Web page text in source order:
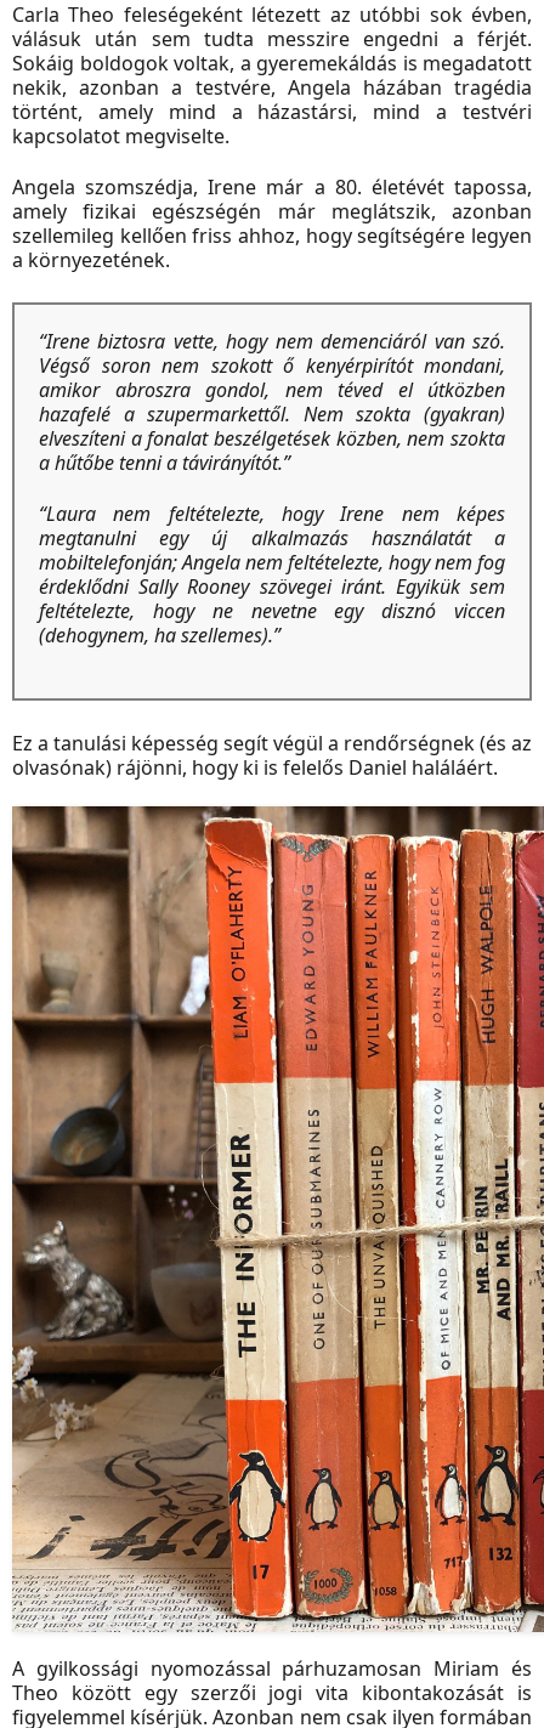
Carla Theo feleségeként létezett az utóbbi sok évben,
válásuk után sem tudta messzire engedni a férjét.
Sokáig boldogok voltak, a gyeremekáldás is megadatott
nekik, azonban a testvére, Angela házában tragédia
történt, amely mind a házastársi, mind a testvéri
kapcsolatot megviselte.
Angela szomszédja, Irene már a 80. életévét tapossa,
amely fizikai egészségén már meglátszik, azonban
szellemileg kellően friss ahhoz, hogy segítségére legyen
a környezetének.
“Irene biztosra vette, hogy nem demenciáról van szó.
Végső soron nem szokott ő kenyérpirítót mondani,
amikor abroszra gondol, nem téved el útközben
hazafelé a szupermarkettől. Nem szokta (gyakran)
elveszíteni a fonalat beszélgetések közben, nem szokta
a hűtőbe tenni a távirányítót.”
“Laura nem feltételezte, hogy Irene nem képes
megtanulni egy új alkalmazás használatát a
mobiltelefonján; Angela nem feltételezte, hogy nem fog
érdeklődni Sally Rooney szövegei iránt. Egyikük sem
feltételezte, hogy ne nevetne egy disznó viccen
(dehogynem, ha szellemes).”
Ez a tanulási képesség segít végül a rendőrségnek (és az
olvasónak) rájönni, hogy ki is felelős Daniel haláláért.
A gyilkossági nyomozással párhuzamosan Miriam és
Theo között egy szerzői jogi vita kibontakozását is
figyelemmel kísérjük. Azonban nem csak ilyen formában